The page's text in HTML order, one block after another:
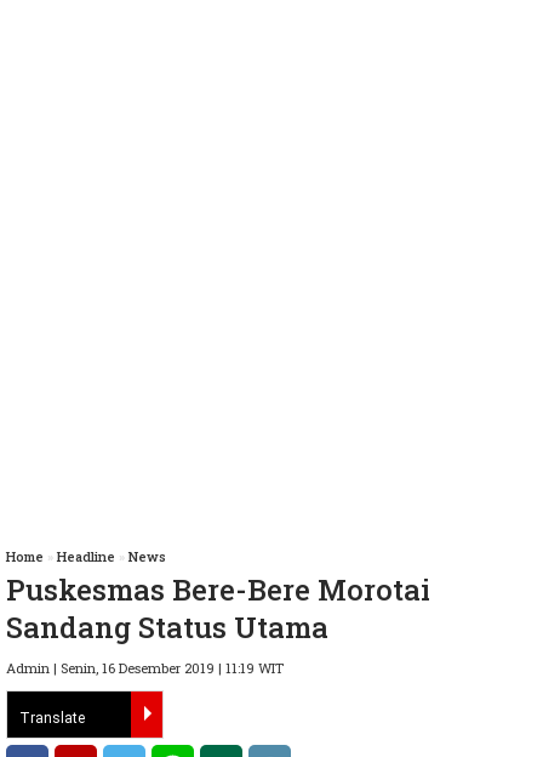
Home » Headline » News
Puskesmas Bere-Bere Morotai
Sandang Status Utama
Admin | Senin, 16 Desember 2019 | 11:19 WIT